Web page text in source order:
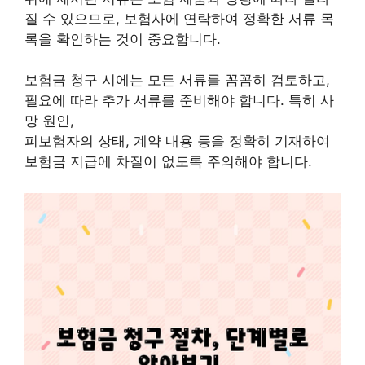
질 수 있으므로, 보험사에 연락하여 정확한 서류 목
록을 확인하는 것이 중요합니다.
보험금 청구 시에는 모든 서류를 꼼꼼히 검토하고,
필요에 따라 추가 서류를 준비해야 합니다. 특히 사
망 원인,
피보험자의 상태, 계약 내용 등을 정확히 기재하여
보험금 지급에 차질이 없도록 주의해야 합니다.